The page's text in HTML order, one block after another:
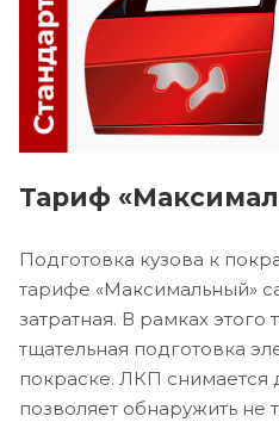
Тариф
Подготовка кузова к
тарифе «Максимальный»
затратная. В рамках
тщательная подготовка
покраске. ЛКП снимается
позволяет обнаружить не